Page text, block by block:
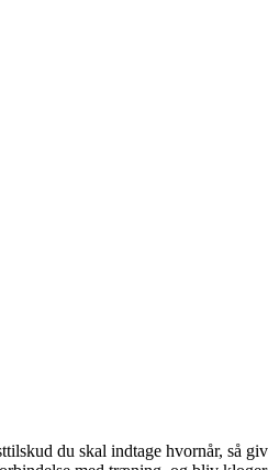
du skal indtage hvornår, så